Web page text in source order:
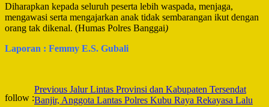
Diharapkan kepada seluruh peserta lebih waspada, menjaga,
mengawasi serta mengajarkan anak tidak sembarangan ikut dengan
orang tak dikenal. (Humas Polres Banggai)
Laporan : Femmy E.S. Gubali
follow :
Post
Previous Jalur Lintas Provinsi dan Kabupaten Tersendat
Banjir, Anggota Lantas Polres Kubu Raya Rekayasa Lalu